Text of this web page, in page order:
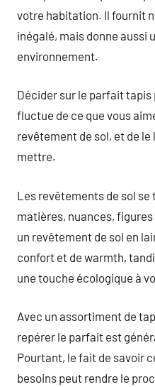
votre habitation. Il fournit
inégalé, mais donne aussi
environnement.
Décider sur le parfait tapis
fluctue de ce que vous
revêtement de sol, et de
mettre.
Les revêtements de sol
matières, nuances,
un revêtement de sol en
confort et de warmth,
une touche écologique à
Avec un assortiment de
repérer le parfait est
Pourtant, le fait de savoir
besoins peut rendre le